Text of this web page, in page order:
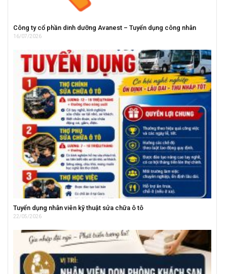
Công ty cổ phần dinh dưỡng Avanest – Tuyển dụng công nhân
16/07/2026
Tuyển dụng nhân viên kỹ thuật sửa chữa ô tô
22/05/2026